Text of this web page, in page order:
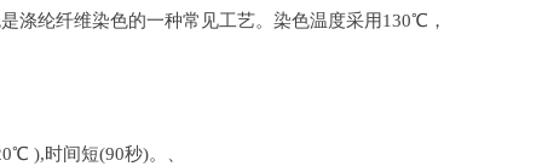
涤纶纤维染色的一种常见工艺。染色温度采用130℃，
),时间短(90秒)。、